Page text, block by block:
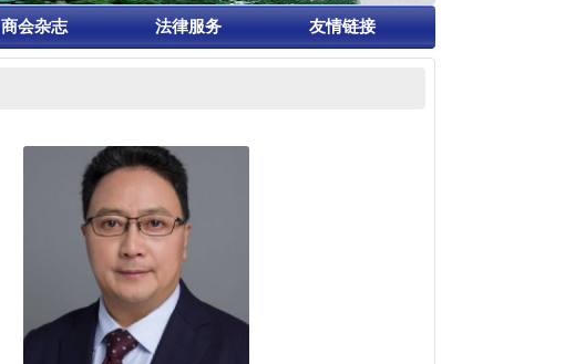
商会杂志 法律服务 友情链接